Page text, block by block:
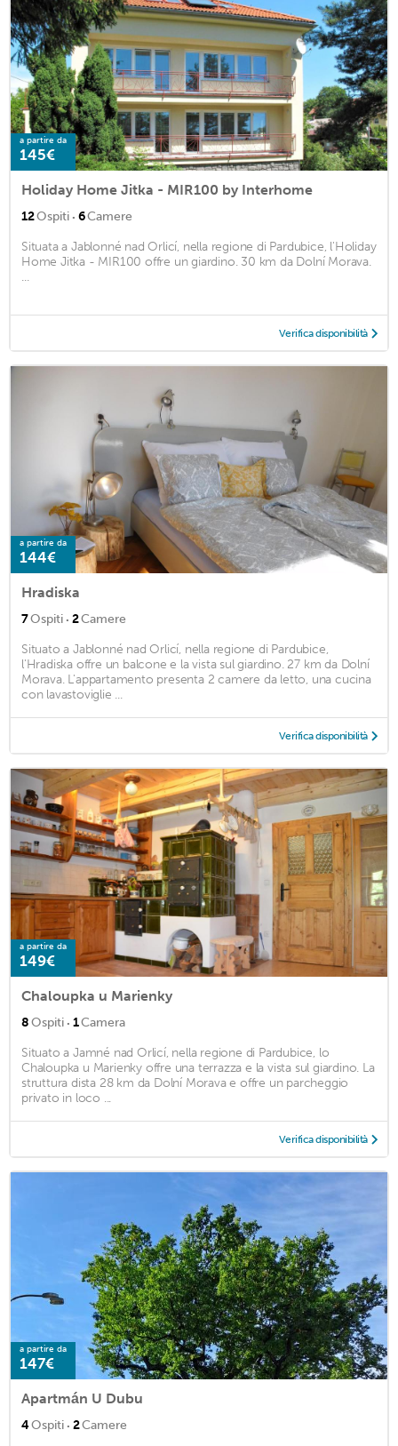
a partire da
145€
Holiday Home Jitka - MIR100 by Interhome
12Ospiti · 6Camere
Situata a Jablonné nad Orlicí, nella regione di Pardubice, l'Holiday
Home Jitka - MIR100 offre un giardino. 30 km da Dolní Morava.
...
Verifica disponibilità
a partire da
144€
Hradiska
7Ospiti · 2Camere
Situato a Jablonné nad Orlicí, nella regione di Pardubice,
l'Hradiska offre un balcone e la vista sul giardino. 27 km da Dolní
Morava. L'appartamento presenta 2 camere da letto, una cucina
con lavastoviglie ...
Verifica disponibilità
a partire da
149€
Chaloupka u Marienky
8Ospiti · 1Camera
Situato a Jamné nad Orlicí, nella regione di Pardubice, lo
Chaloupka u Marienky offre una terrazza e la vista sul giardino. La
struttura dista 28 km da Dolní Morava e offre un parcheggio
privato in loco ...
Verifica disponibilità
a partire da
147€
Apartmán U Dubu
4Ospiti · 2Camere